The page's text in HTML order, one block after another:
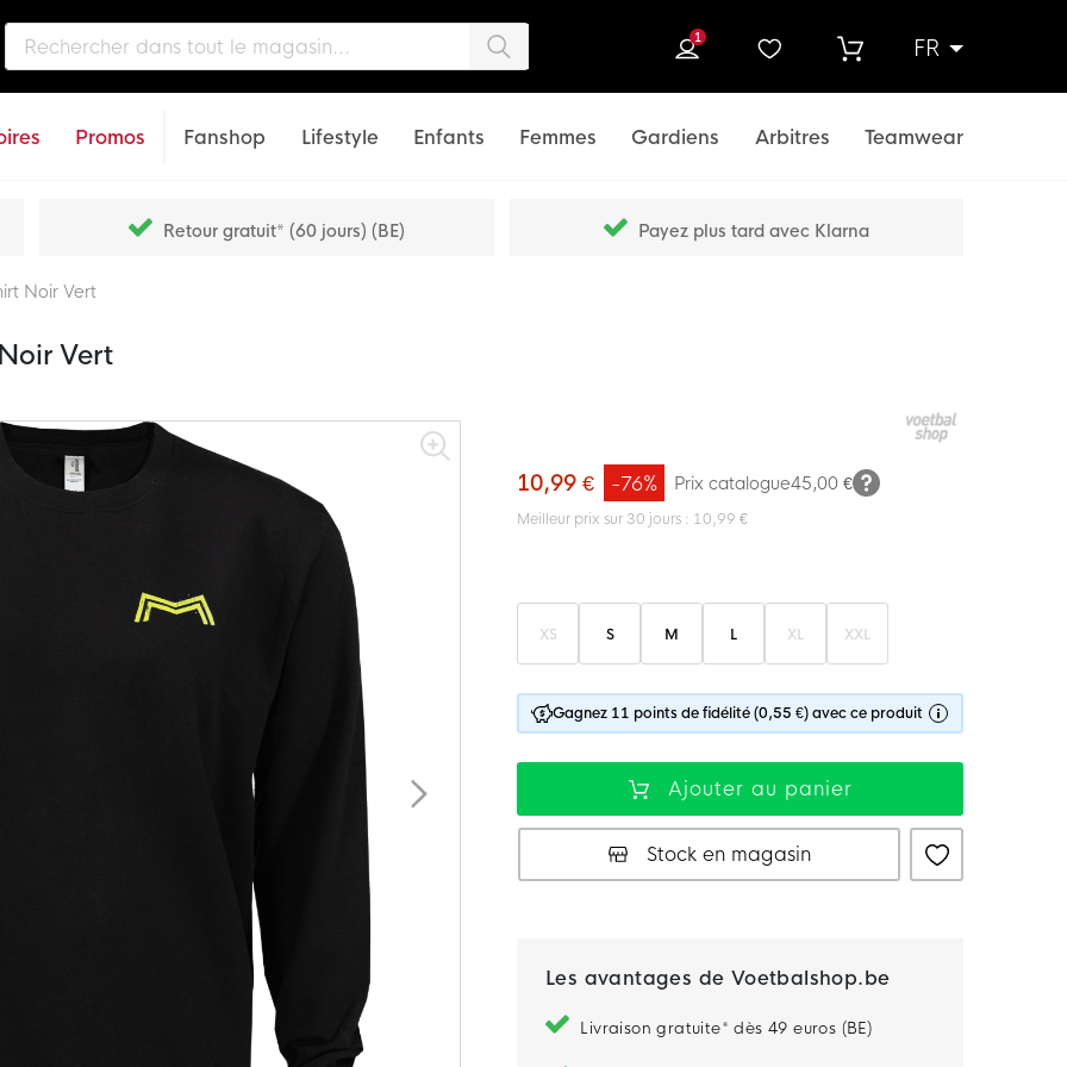
FR
1
Promos Fanshop Lifestyle Enfants Femmes Gardiens Arbitres Teamwear
Retour gratuit* (60 jours) (BE) Payez plus tard avec Klarna
Noir Vert
Vert
10,99 € Prix catalogue45,00 €
-76%
Meilleur prix sur 30 jours : 10,99 €
XS S M L XL XXL
Gagnez 11 points de fidélité (0,55 €) avec ce produit
Ajouter au panier
Stock en magasin
Les avantages de Voetbalshop.be
Livraison gratuite* dès 49 euros (BE)